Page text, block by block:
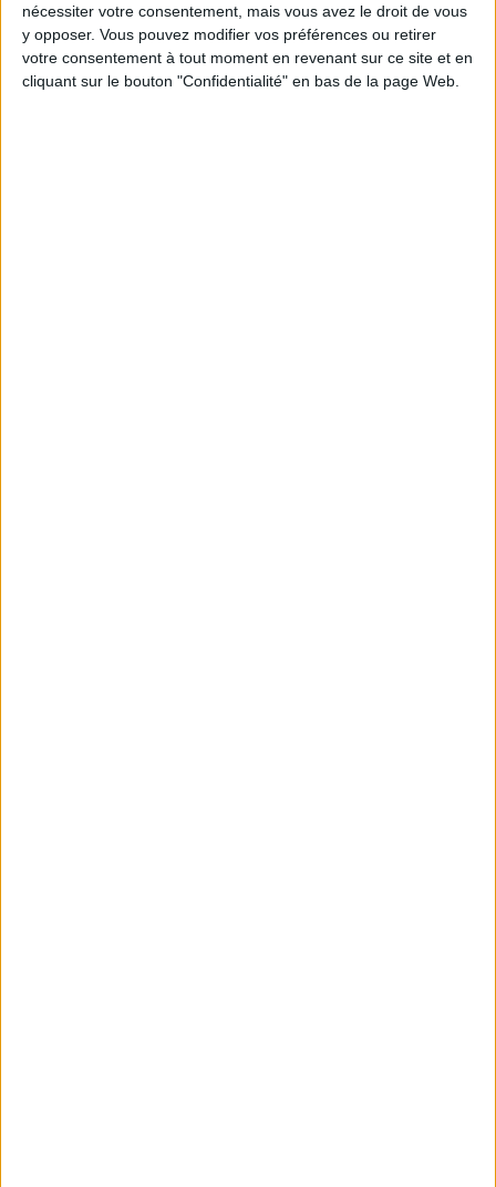
nécessiter votre consentement, mais vous avez le droit de vous
y opposer. Vous pouvez modifier vos préférences ou retirer
votre consentement à tout moment en revenant sur ce site et en
cliquant sur le bouton "Confidentialité" en bas de la page Web.
Peut-on remplacer la viande par des féculents ?
Consultation diététique du 05/08/2026